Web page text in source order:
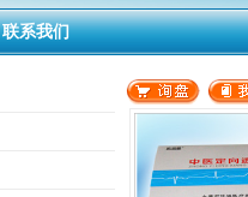
联系我们